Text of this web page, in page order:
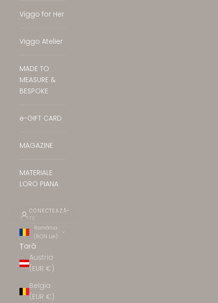
Viggo for Her
Viggo Atelier
MADE TO
MEASURE &
BESPOKE
e-GIFT CARD
MAGAZINE
MATERIALE
LORO PIANA
CONECTEAZĂ-
TE
România
(RON Lei)
Țară
Austria
(EUR €)
Belgia
(EUR €)